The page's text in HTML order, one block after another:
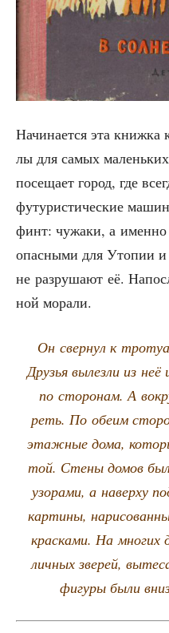
Начи­на­ет­ся эта
лы для самых
посе­ща­ет город, где
футу­ри­сти­че­ские
финт: чужа­ки, а имен­но
опас­ны­ми для Уто­пии
не раз­ру­ша­ют её.
ной морали.
Он свер­нул к
Дру­зья вылез­ли из
по сто­ро­нам. А
реть. По обе­им
этаж­ные дома,
той. Сте­ны домов
узо­ра­ми, а навер­ху
кар­ти­ны,
крас­ка­ми. На мно­гих
лич­ных зве­рей,
фигу­ры были